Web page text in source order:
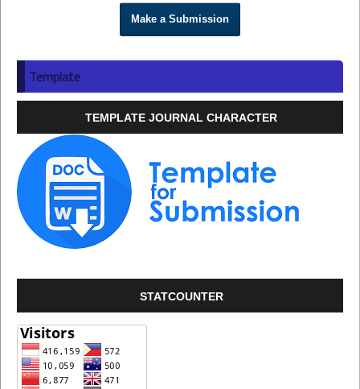
Make a Submission
Template
TEMPLATE JOURNAL CHARACTER
STATCOUNTER